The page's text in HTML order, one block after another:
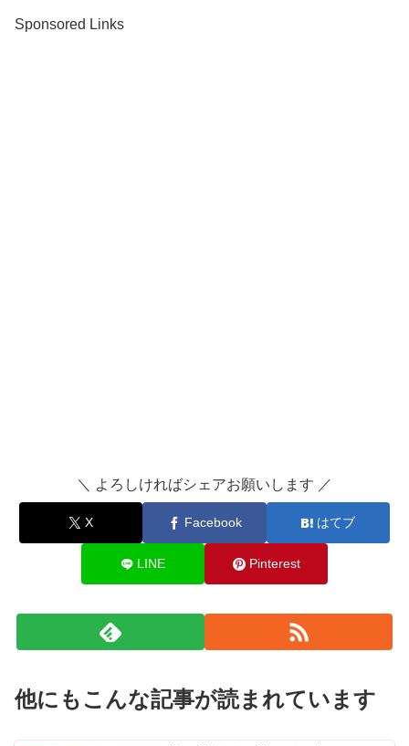
Sponsored Links
＼ よろしければシェアお願いします ／
X Facebook はてブ
LINE Pinterest
他にもこんな記事が読まれています